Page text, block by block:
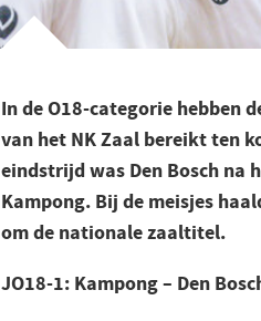
In de O18-categorie hebben
van het NK Zaal bereikt ten
eindstrijd was Den Bosch na
Kampong. Bij de meisjes
om de nationale zaaltitel.
JO18-1: Kampong – Den